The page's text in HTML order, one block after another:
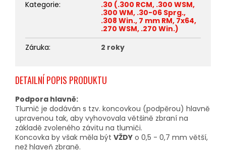
DETAILNÍ POPIS PRODUKTU
Podpora hlavně:
Tlumič je dodáván s tzv. koncovkou (podpěrou) hlavně
upravenou tak, aby vyhovovala většině zbraní na
základě zvoleného závitu na tlumiči.
Koncovka by však měla být VŽDY o 0,5 - 0,7 mm větší,
než hlaveň zbraně.
Kategorie:
.30 (.300 RCM, .300 WSM,
.300 WM, .30-06 Sprg.,
.308 Win., 7 mm RM, 7x64,
.270 WSM, .270 Win.)
Záruka: 2 roky